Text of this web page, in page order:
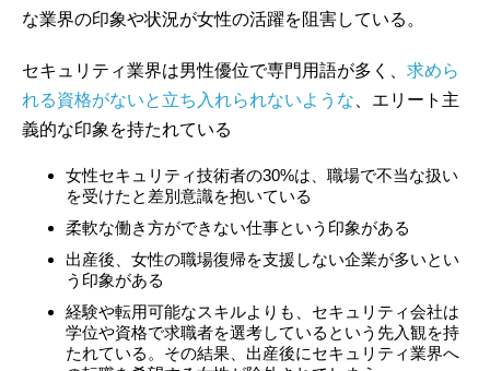
な業界の印象や状況が女性の活躍を阻害している。
セキュリティ業界は男性優位で専門用語が多く、 求めら
れる資格がないと立ち入れられないような 、エリート主
義的な印象を持たれている
女性セキュリティ技術者の30%は、職場で不当な扱い
を受けたと差別意識を抱いている
柔軟な働き方ができない仕事という印象がある
出産後、女性の職場復帰を支援しない企業が多いとい
う印象がある
経験や転用可能なスキルよりも、セキュリティ会社は
学位や資格で求職者を選考しているという先入観を持
たれている。その結果、出産後にセキュリティ業界へ